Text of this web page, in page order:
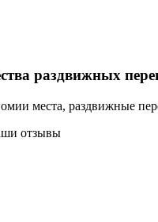
раздвижных
места, раздвижные
отзывы